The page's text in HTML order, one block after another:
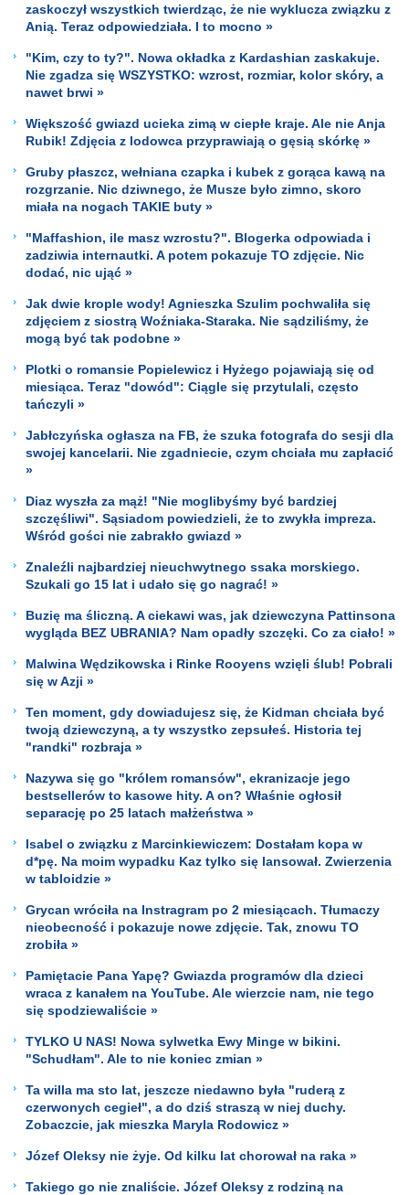
zaskoczył wszystkich twierdząc, że nie wyklucza związku z
Anią. Teraz odpowiedziała. I to mocno »
"Kim, czy to ty?". Nowa okładka z Kardashian zaskakuje.
Nie zgadza się WSZYSTKO: wzrost, rozmiar, kolor skóry, a
nawet brwi »
Większość gwiazd ucieka zimą w ciepłe kraje. Ale nie Anja
Rubik! Zdjęcia z lodowca przyprawiają o gęsią skórkę »
Gruby płaszcz, wełniana czapka i kubek z gorąca kawą na
rozgrzanie. Nic dziwnego, że Musze było zimno, skoro
miała na nogach TAKIE buty »
"Maffashion, ile masz wzrostu?". Blogerka odpowiada i
zadziwia internautki. A potem pokazuje TO zdjęcie. Nic
dodać, nic ująć »
Jak dwie krople wody! Agnieszka Szulim pochwaliła się
zdjęciem z siostrą Woźniaka-Staraka. Nie sądziliśmy, że
mogą być tak podobne »
Plotki o romansie Popielewicz i Hyżego pojawiają się od
miesiąca. Teraz "dowód": Ciągle się przytulali, często
tańczyli »
Jabłczyńska ogłasza na FB, że szuka fotografa do sesji dla
swojej kancelarii. Nie zgadniecie, czym chciała mu zapłacić
»
Diaz wyszła za mąż! "Nie moglibyśmy być bardziej
szczęśliwi". Sąsiadom powiedzieli, że to zwykła impreza.
Wśród gości nie zabrakło gwiazd »
Znaleźli najbardziej nieuchwytnego ssaka morskiego.
Szukali go 15 lat i udało się go nagrać! »
Buzię ma śliczną. A ciekawi was, jak dziewczyna Pattinsona
wygląda BEZ UBRANIA? Nam opadły szczęki. Co za ciało! »
Malwina Wędzikowska i Rinke Rooyens wzięli ślub! Pobrali
się w Azji »
Ten moment, gdy dowiadujesz się, że Kidman chciała być
twoją dziewczyną, a ty wszystko zepsułeś. Historia tej
"randki" rozbraja »
Nazywa się go "królem romansów", ekranizacje jego
bestsellerów to kasowe hity. A on? Właśnie ogłosił
separację po 25 latach małżeństwa »
Isabel o związku z Marcinkiewiczem: Dostałam kopa w
d*pę. Na moim wypadku Kaz tylko się lansował. Zwierzenia
w tabloidzie »
Grycan wróciła na Instragram po 2 miesiącach. Tłumaczy
nieobecność i pokazuje nowe zdjęcie. Tak, znowu TO
zrobiła »
Pamiętacie Pana Yapę? Gwiazda programów dla dzieci
wraca z kanałem na YouTube. Ale wierzcie nam, nie tego
się spodziewaliście »
TYLKO U NAS! Nowa sylwetka Ewy Minge w bikini.
"Schudłam". Ale to nie koniec zmian »
Ta willa ma sto lat, jeszcze niedawno była "ruderą z
czerwonych cegieł", a do dziś straszą w niej duchy.
Zobaczcie, jak mieszka Maryla Rodowicz »
Józef Oleksy nie żyje. Od kilku lat chorował na raka »
Takiego go nie znaliście. Józef Oleksy z rodziną na